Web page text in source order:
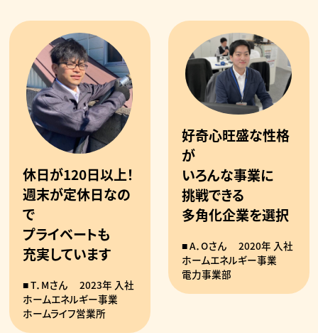
休日が120日以上！
週末が定休日なの
で
プライベートも
充実しています
T．Mさん
2023年 入社
ホームエネルギー事業
ホームライフ営業所
好奇心旺盛な性格
が
いろんな事業に
挑戦できる
多角化企業を選択
A．Oさん
2020年 入社
ホームエネルギー事業
電力事業部